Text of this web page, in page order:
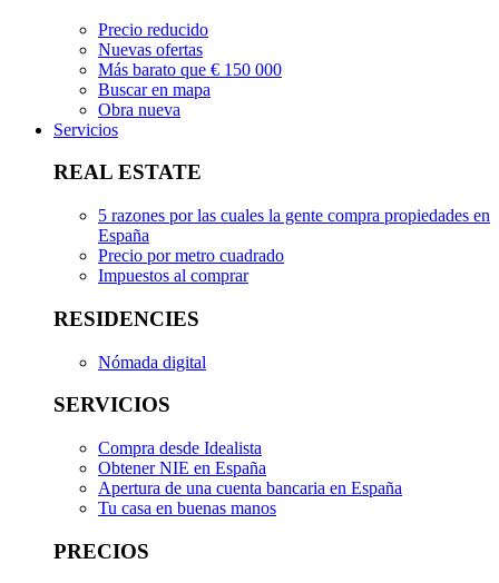
Precio reducido
Nuevas ofertas
Más barato que € 150 000
Buscar en mapa
Obra nueva
Servicios
REAL ESTATE
5 razones por las cuales la gente compra propiedades en
España
Precio por metro cuadrado
Impuestos al comprar
RESIDENCIES
Nómada digital
SERVICIOS
Compra desde Idealista
Obtener NIE en España
Apertura de una cuenta bancaria en España
Tu casa en buenas manos
PRECIOS